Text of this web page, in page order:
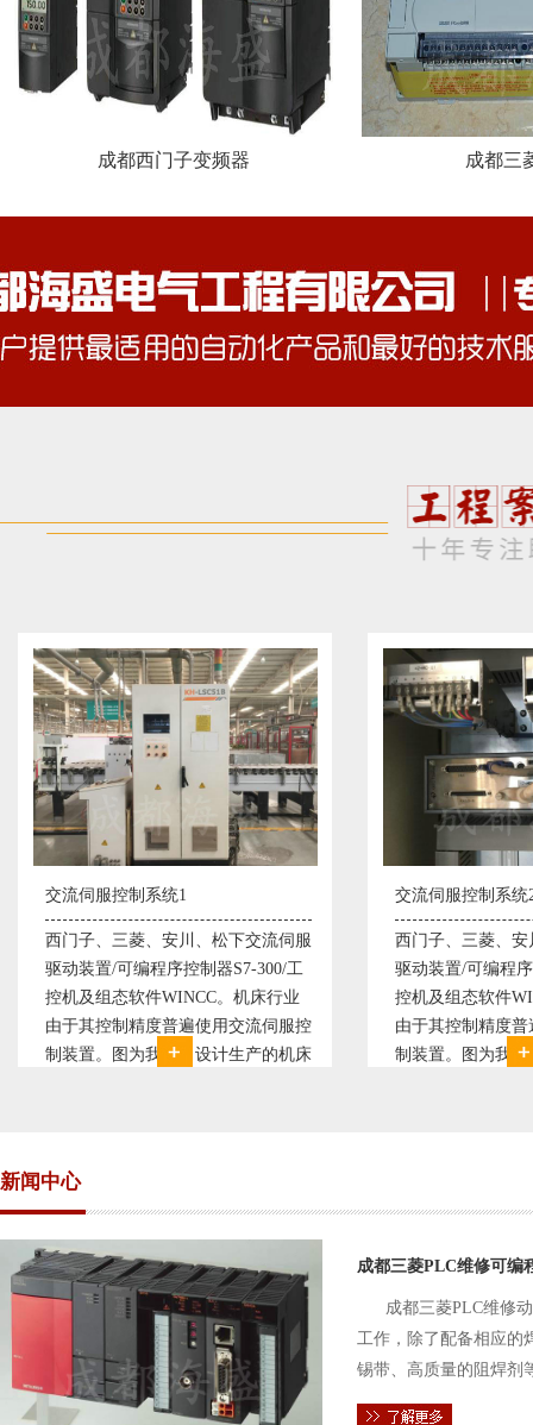
成都西门子变频器 成都三
流伺服
工
行业
伺服控
的机床
交流伺服控制系统2
西门子、三菱、安川、松下交流伺服
驱动装置/可编程序控制器S7-300/工
控机及组态软件WINCC。机床行业
由于其控制精度普遍使用交流伺服控
制装置。图为我公司设计生产的机床
变频
变频
极调
使供
持供
点、
新闻中心
成都三菱PLC维修可编
成都三菱PLC维修
工作，除了配备相应的
锡带、高质量的阻焊剂
件的电路及通信电缆。